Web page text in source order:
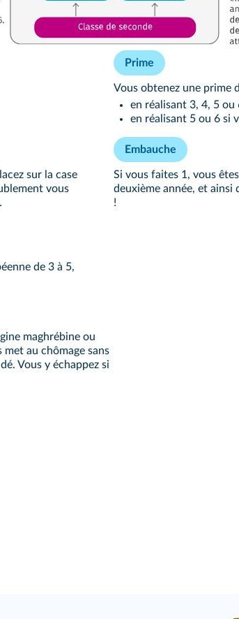
sur la case
vous
de 3 à 5,
maghrébine ou
au chômage sans
Vous y échappez si
Prime
Vous obtenez une prime
en réalisant 3, 4, 5 ou
en réalisant 5 ou 6 si
Embauche
Si vous faites 1, vous
deuxième année, et
!